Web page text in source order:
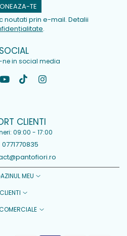
noutati prin e-mail. Detalii
.
SOCIAL
ne in social media
CLIENTI
09:00 - 17:00
0771770835
MEU
CLIENTI